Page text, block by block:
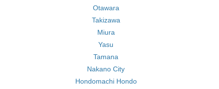
Otawara
Takizawa
Miura
Yasu
Tamana
Nakano City
Hondomachi Hondo